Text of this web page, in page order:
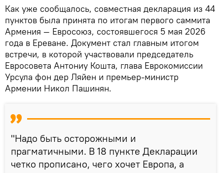
Как уже сообщалось, совместная декларация из 44
пунктов была принята по итогам первого саммита
Армения — Евросоюз, состоявшегося 5 мая 2026
года в Ереване. Документ стал главным итогом
встречи, в которой участвовали председатель
Евросовета Антониу Кошта, глава Еврокомиссии
Урсула фон дер Ляйен и премьер-министр
Армении Никол Пашинян.
"Надо быть осторожными и
прагматичными. В 18 пункте Декларации
четко прописано, чего хочет Европа, а